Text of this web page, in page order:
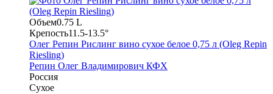
Объем0.75 L
Крепость11.5-13.5°
Олег Репин Рислинг вино сухое белое 0,75 л (Oleg Repin
Riesling)
Репин Олег Владимирович КФХ
Россия
Сухое